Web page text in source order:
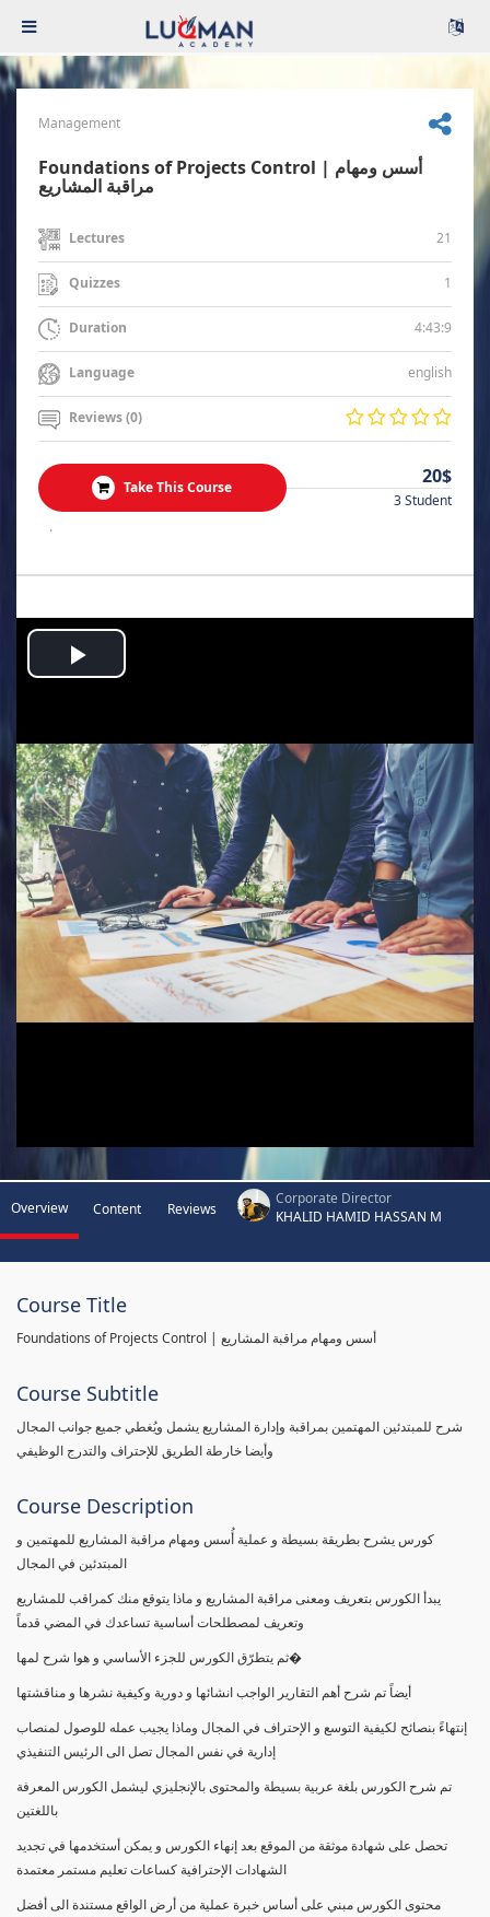
Management
Foundations of Projects Control | أسس ومهام
مراقبة المشاريع
Lectures 21
Quizzes 1
Duration 4:43:9
Language english
Reviews (0)
Take This Course 20$
3 Student
.
Play
Overview Content Reviews
Corporate Director
KHALID HAMID HASSAN M
Course Title
Foundations of Projects Control | أسس ومهام مراقبة المشاريع
Course Subtitle
شرح للمبتدئين المهتمين بمراقبة وإدارة المشاريع يشمل ويُغطي جميع جوانب المجال
وأيضا خارطة الطريق للإحتراف والتدرج الوظيفي
Course Description
كورس يشرح بطريقة بسيطة و عملية أُسس ومهام مراقبة المشاريع للمهتمين و
المبتدئين في المجال
يبدأ الكورس بتعريف ومعنى مراقبة المشاريع و ماذا يتوقع منك كمراقب للمشاريع
وتعريف لمصطلحات أساسية تساعدك في المضي قدماً
ثم يتطرّق الكورس للجزء الأساسي و هوا شرح لمها�
أيضاً تم شرح أهم التقارير الواجب انشائها و دورية وكيفية نشرها و مناقشتها
إنتهاءً بنصائح لكيفية التوسع و الإحتراف في المجال وماذا يجيب عمله للوصول لمنصاب
إدارية في نفس المجال تصل الى الرئيس التنفيذي
تم شرح الكورس بلغة عربية بسيطة والمحتوى بالإنجليزي ليشمل الكورس المعرفة
باللغتين
تحصل على شهادة موثقة من الموقع بعد إنهاء الكورس و يمكن أستخدمها في تجديد
الشهادات الإحترافية كساعات تعليم مستمر معتمدة
محتوى الكورس مبني على أساس خبرة عملية من أرض الواقع مستندة الى أفضل